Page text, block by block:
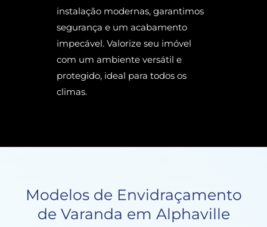
instalação modernas, garantimos
segurança e um acabamento
impecável. Valorize seu imóvel
com um ambiente versátil e
protegido, ideal para todos os
climas.
Modelos de Envidraçamento
de Varanda em Alphaville